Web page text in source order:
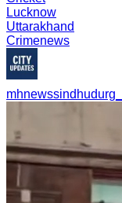
Lucknow
Uttarakhand
Crimenews